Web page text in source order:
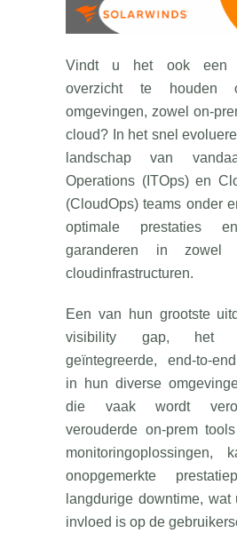
Vindt u het ook een
overzicht te houden
omgevingen, zowel on-
cloud? In het snel
landschap van
Operations (ITOps) en
(CloudOps) teams onder
optimale prestaties
garanderen in zowel
cloudinfrastructuren.
Een van hun grootste
visibility gap, het
geïntegreerde, end-to-
in hun diverse
die vaak wordt
verouderde on-prem
monitoringoplossingen,
onopgemerkte
langdurige downtime,
invloed is op de